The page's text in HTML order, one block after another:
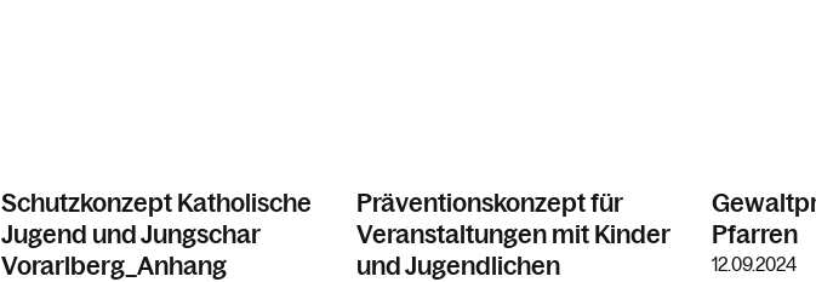
Schutzkonzept Katholische
Jugend und Jungschar
Vorarlberg_Anhang
Präventionskonzept für
Veranstaltungen mit Kinder
und Jugendlichen
Pfarren
12.09.2024